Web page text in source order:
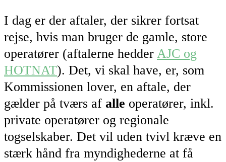
I dag er der aftaler, der sikrer fortsat
rejse, hvis man bruger de gamle, store
operatører (aftalerne hedder AJC og
HOTNAT). Det, vi skal have, er, som
Kommissionen lover, en aftale, der
gælder på tværs af alle operatører, inkl.
private operatører og regionale
togselskaber. Det vil uden tvivl kræve en
stærk hånd fra myndighederne at få